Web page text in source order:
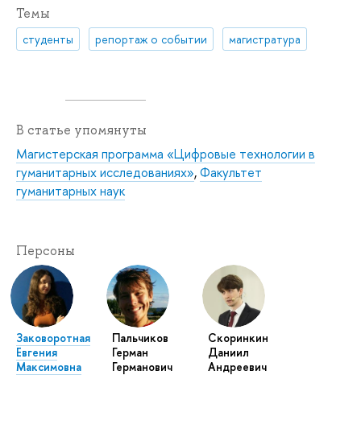
Темы
студенты репортаж о событии магистратура
В статье упомянуты
Магистерская программа «Цифровые технологии в
гуманитарных исследованиях»,Факультет
гуманитарных наук
Персоны
Заковоротная
Евгения
Максимовна
Пальчиков
Герман
Германович
Скоринкин
Даниил
Андреевич